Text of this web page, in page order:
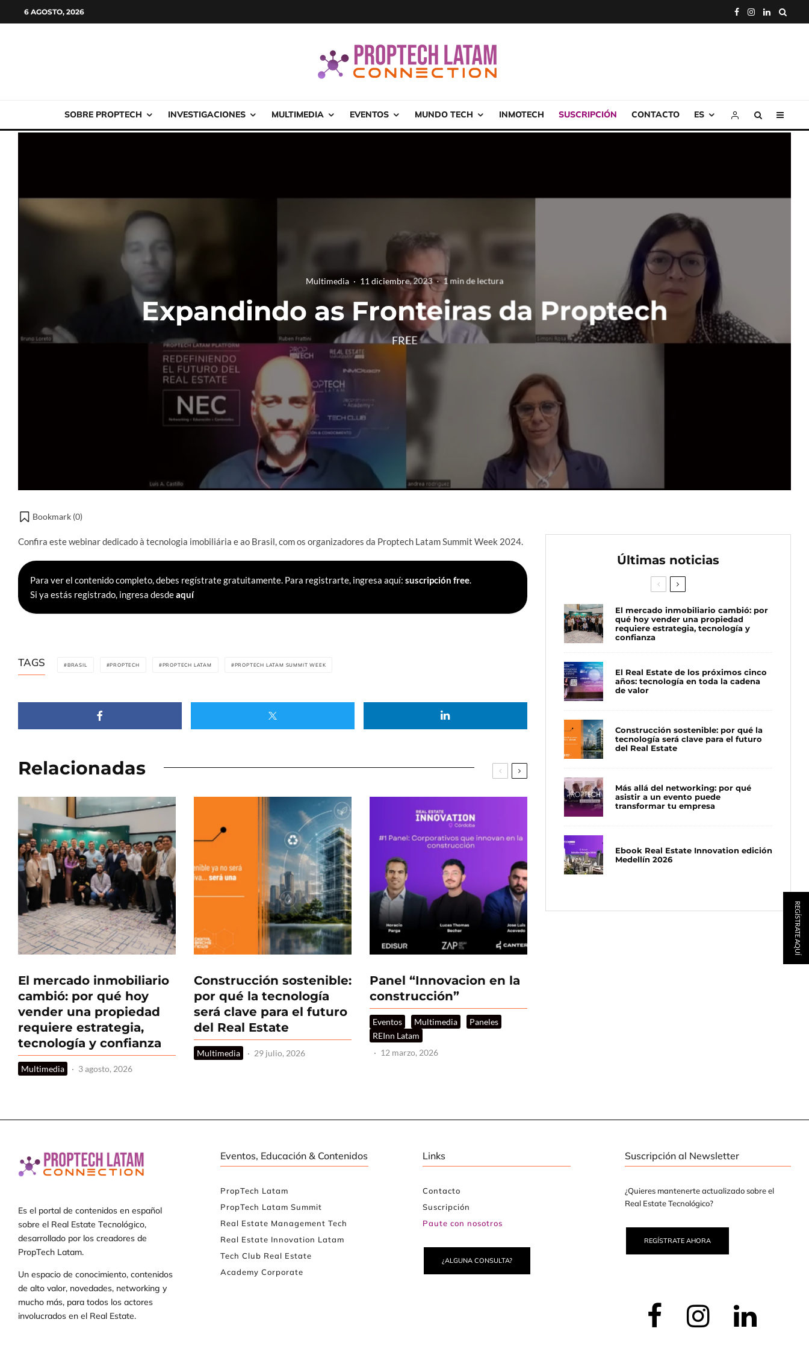
6 AGOSTO, 2026
SOBRE PROPTECH INVESTIGACIONES MULTIMEDIA EVENTOS MUNDO TECH INMOTECH SUSCRIPCIÓN CONTACTO ES
Multimedia · 11 diciembre, 2023 · 1 min de lectura
Expandindo as Fronteiras da Proptech
FREE
Bookmark (0)
Confira este webinar dedicado à tecnologia imobiliária e ao Brasil, com os organizadores da Proptech Latam Summit Week 2024.
Para ver el contenido completo, debes regístrate gratuitamente. Para registrarte, ingresa aquí: suscripción free.
Si ya estás registrado, ingresa desdeaquí
TAGS BRASIL PROPTECH PROPTECH LATAM PROPTECH LATAM SUMMIT WEEK
Relacionadas
El mercado inmobiliario
cambió: por qué hoy
vender una propiedad
requiere estrategia,
tecnología y confianza
Multimedia · 3 agosto, 2026
Construcción sostenible:
por qué la tecnología
será clave para el futuro
del Real Estate
Multimedia · 29 julio, 2026
Panel “Innovacion en la
construcción”
Eventos Multimedia
Paneles
REInn Latam
· 12 marzo, 2026
Últimas noticias
El mercado inmobiliario cambió: por
qué hoy vender una propiedad
requiere estrategia, tecnología y
confianza
El Real Estate de los próximos cinco
años: tecnología en toda la cadena
de valor
Construcción sostenible: por qué la
tecnología será clave para el futuro
del Real Estate
Más allá del networking: por qué
asistir a un evento puede
transformar tu empresa
Ebook Real Estate Innovation edición
Medellín 2026
Es el portal de contenidos en español
sobre el Real Estate Tecnológico,
desarrollado por los creadores de
PropTech Latam.
Un espacio de conocimiento, contenidos
de alto valor, novedades, networking y
mucho más, para todos los actores
involucrados en el Real Estate.
Eventos, Educación & Contenidos
PropTech Latam
PropTech Latam Summit
Real Estate Management Tech
Real Estate Innovation Latam
Tech Club Real Estate
Academy Corporate
Links
Contacto
Suscripción
Paute con nosotros
¿ALGUNA CONSULTA?
Suscripción al Newsletter
¿Quieres mantenerte actualizado sobre el
Real Estate Tecnológico?
REGÍSTRATE AHORA
REGÍSTRATE AQUÍ